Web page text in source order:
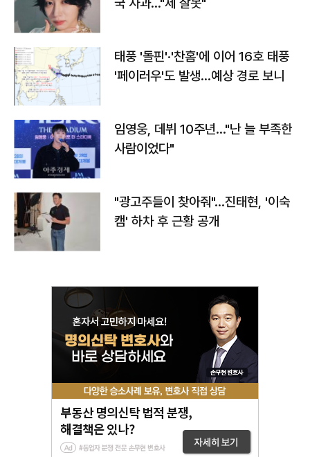
태풍 '돌핀'·'찬홈'에 이어 16호 태풍
'페이러우'도 발생…예상 경로 보니
임영웅, 데뷔 10주년…"난 늘 부족한
사람이었다"
"광고주들이 찾아줘"…진태현, '이숙
캠' 하차 후 근황 공개